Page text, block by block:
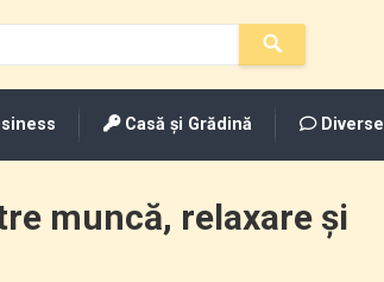
Casă și Grădină Diverse
muncă, relaxare și